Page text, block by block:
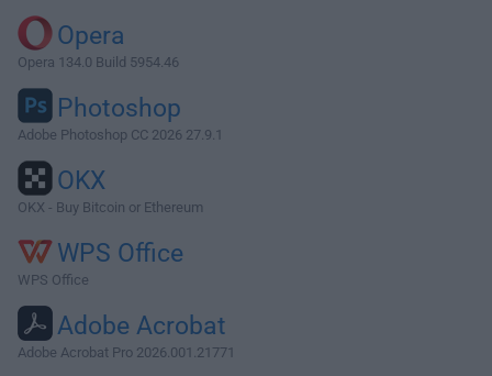
Opera
Opera 134.0 Build 5954.46
Photoshop
Adobe Photoshop CC 2026 27.9.1
OKX
OKX - Buy Bitcoin or Ethereum
WPS Office
WPS Office
Adobe Acrobat
Adobe Acrobat Pro 2026.001.21771